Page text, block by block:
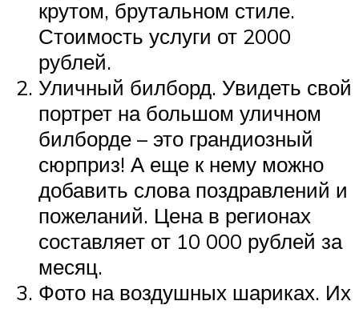
крутом, брутальном стиле.
Стоимость услуги от 2000
рублей.
Уличный билборд. Увидеть свой
портрет на большом уличном
билборде – это грандиозный
сюрприз! А еще к нему можно
добавить слова поздравлений и
пожеланий. Цена в регионах
составляет от 10 000 рублей за
месяц.
Фото на воздушных шариках. Их